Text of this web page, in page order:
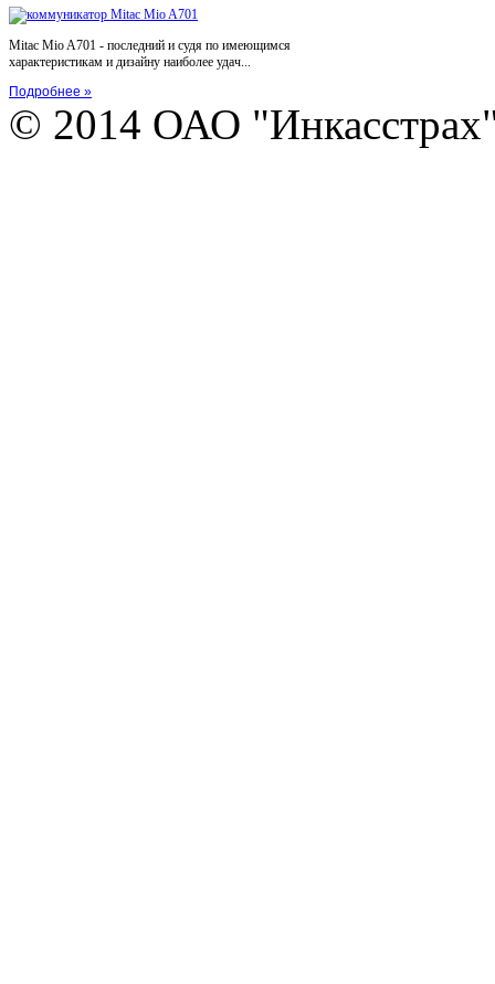
Mitac Mio A701 - последний и судя по имеющимся
характеристикам и дизайну наиболее удач...
Подробнее »
© 2014 ОАО